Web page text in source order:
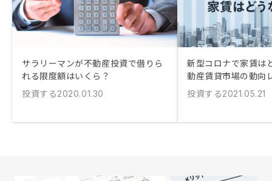
サラリーマンが不動産投資で借りら
れる限度額はいくら？
投資する2020.01.30
新型コロナで家賃は
動産賃貸市場の動向
投資する2021.05.21